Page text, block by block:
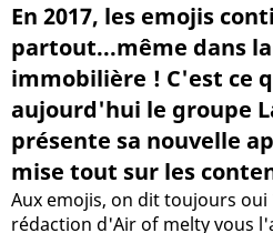
En 2017, les emojis
partout...même dans
immobilière ! C'est ce
aujourd'hui le groupe
présente sa nouvelle
mise tout sur les
Aux emojis, on dit toujours oui
rédaction d'Air of melty vous